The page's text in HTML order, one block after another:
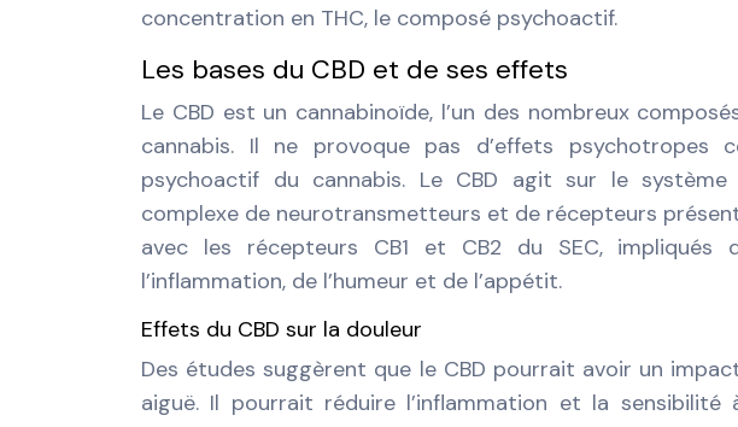
concentration en THC, le composé psychoactif.
Les bases du CBD et de ses effets
Le CBD est un cannabinoïde, l’un des nombreux
cannabis. Il ne provoque pas d’effets psychotropes
psychoactif du cannabis. Le CBD agit sur le système
complexe de neurotransmetteurs et de récepteurs
avec les récepteurs CB1 et CB2 du SEC,
l’inflammation, de l’humeur et de l’appétit.
Effets du CBD sur la douleur
Des études suggèrent que le CBD pourrait avoir un
aiguë. Il pourrait réduire l’inflammation et la